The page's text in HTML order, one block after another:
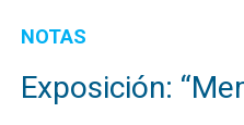
NOTAS
Exposición: